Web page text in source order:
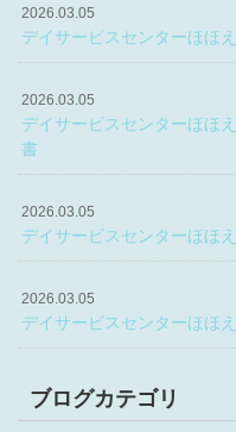
2026.03.05
デイサービスセンターほほ
2026.03.05
デイサービスセンターほほ
書
2026.03.05
デイサービスセンターほほ
2026.03.05
デイサービスセンターほほ
ブログカテゴリ